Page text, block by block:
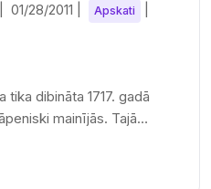
01/28/2011 Apskati
dibināta 1717. gadā
mainījās. Tajā